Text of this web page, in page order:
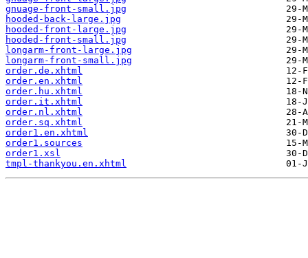
gnuage-front-small.jpg
hooded-back-large.jpg
hooded-front-large.jpg
hooded-front-small.jpg
longarm-front-large.jpg
longarm-front-small.jpg
order.de.xhtml
order.en.xhtml
order.hu.xhtml
order.it.xhtml
order.nl.xhtml
order.sq.xhtml
order1.en.xhtml
order1.sources
order1.xsl
tmpl-thankyou.en.xhtml